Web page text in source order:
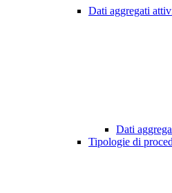
Dati aggregati
Dati
Tipologie di